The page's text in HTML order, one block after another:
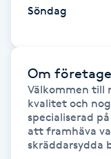
Gellack med
Gravidmassage
Gravidyoga
Gruppträning
Söndag
Om
Välkommen till
kvalitet och
specialiserad
att framhäva
skräddarsydda